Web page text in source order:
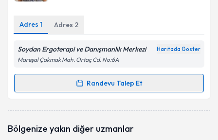
Adres 1 Adres 2
Soydan Ergoterapi ve Danışmanlık Merkezi Haritada Göster
Mareşal Çakmak Mah. Ortaç Cd. No:6A
Randevu Talep Et
Randevu Takvimi Talebi
talebi oluşturun. Size bu uzmandan randevu almanız
Bölgenize yakın diğer uzmanlar